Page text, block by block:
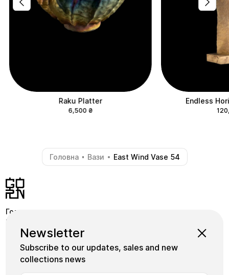
Raku Platter
6,500 ₴
Endless
Головна - Вази - East Wind Vase 54
Newsletter
Subscribe to our updates, sales and new
collections news
Головна
Крамниця
Школа
Коллекції
Майстри
Плитка
Instagram
+380739339155